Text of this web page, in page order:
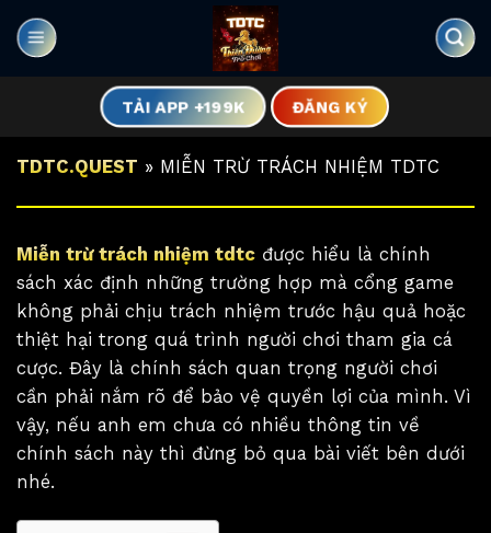
Chuyển
đến
TẢI APP +199K ĐĂNG KÝ
TDTC.QUEST » MIỄN TRỪ TRÁCH NHIỆM TDTC
Miễn trừ trách nhiệm tdtc được hiểu là chính
sách xác định những trường hợp mà cổng game
không phải chịu trách nhiệm trước hậu quả hoặc
thiệt hại trong quá trình người chơi tham gia cá
cược. Đây là chính sách quan trọng người chơi
cần phải nắm rõ để bảo vệ quyền lợi của mình. Vì
vậy, nếu anh em chưa có nhiều thông tin về
chính sách này thì đừng bỏ qua bài viết bên dưới
nhé.